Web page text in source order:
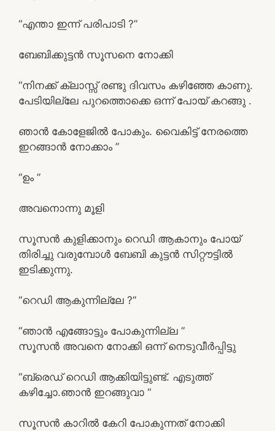
“എന്താ ഇന്ന് പരിപാടി ?”
ബേബിക്കുട്ടൻ സൂസനെ നോക്കി
“നിനക്ക് ക്ലാസ്സ് രണ്ടു ദിവസം കഴിഞ്ഞേ കാണു.
പേടിയില്ലേ പുറത്തൊക്കെ ഒന്ന് പോയ് കറങ്ങു .
ഞാൻ കോളേജിൽ പോകും. വൈകിട്ട് നേരത്തെ
ഇറങ്ങാൻ നോക്കാം ”
“ഉം ”
അവനൊന്നു മൂളി
സൂസൻ കുളിക്കാനും റെഡി ആകാനും പോയ്
തിരിച്ചു വരുമ്പോൾ ബേബി കുട്ടൻ സിറ്റൗട്ടിൽ
ഇടിക്കുന്നു.
“റെഡി ആകുന്നില്ലേ ?”
“ഞാൻ എങ്ങോട്ടും പോകുന്നില്ല ”
സൂസൻ അവനെ നോക്കി ഒന്ന് നെടുവീർപ്പിട്ടു
“ബ്രെഡ് റെഡി ആക്കിയിട്ടുണ്ട്. എടുത്ത്
കഴിച്ചോ.ഞാൻ ഇറങ്ങുവാ “
സൂസൻ കാറിൽ കേറി പോകുന്നത് നോക്കി